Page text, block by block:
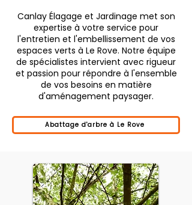
Canlay Élagage et Jardinage met son
expertise à votre service pour
l'entretien et l'embellissement de vos
espaces verts à Le Rove. Notre équipe
de spécialistes intervient avec rigueur
et passion pour répondre à l'ensemble
de vos besoins en matière
d'aménagement paysager.
Abattage d'arbre à Le Rove